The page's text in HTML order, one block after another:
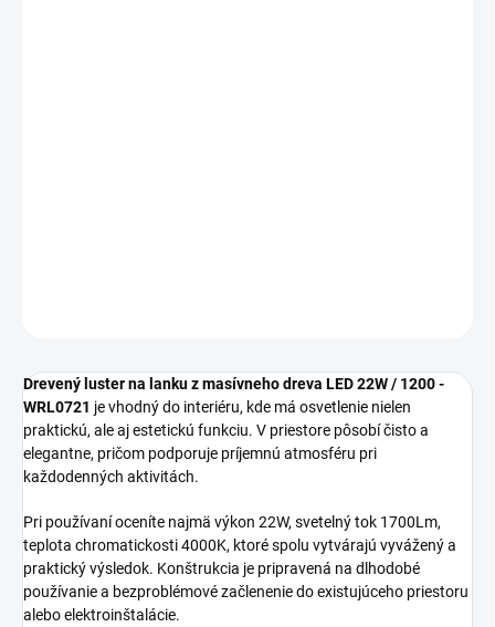
Drevený luster na lanku z masívneho dreva LED 22W / 1200 -
WRL0721 je vhodný do interiéru, kde má osvetlenie nielen
praktickú, ale aj estetickú funkciu. V priestore pôsobí čisto a
elegantne, pričom podporuje príjemnú atmosféru pri
každodenných aktivitách.
Pri používaní oceníte najmä výkon 22W, svetelný tok 1700Lm,
teplota chromatickosti 4000K, ktoré spolu vytvárajú vyvážený a
praktický výsledok. Konštrukcia je pripravená na dlhodobé
používanie a bezproblémové začlenenie do existujúceho priestoru
alebo elektroinštalácie.